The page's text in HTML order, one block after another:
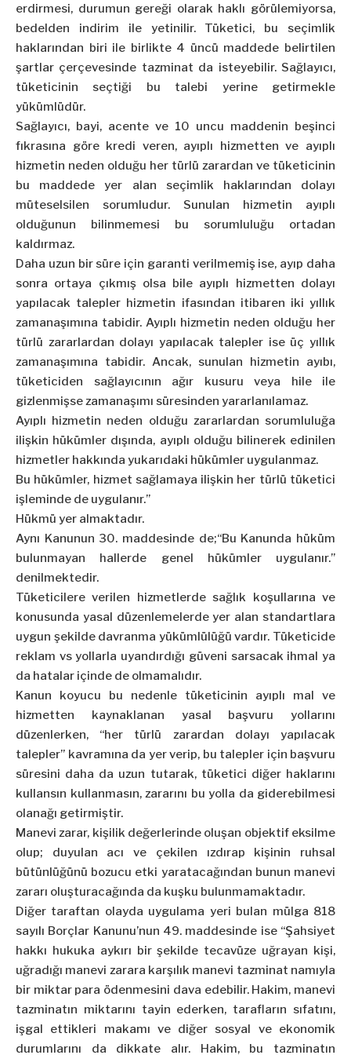
erdirmesi, durumun gereği olarak haklı görülemiyorsa,
bedelden indirim ile yetinilir. Tüketici, bu seçimlik
haklarından biri ile birlikte 4 üncü maddede belirtilen
şartlar çerçevesinde tazminat da isteyebilir. Sağlayıcı,
tüketicinin seçtiği bu talebi yerine getirmekle
yükümlüdür.
Sağlayıcı, bayi, acente ve 10 uncu maddenin beşinci
fıkrasına göre kredi veren, ayıplı hizmetten ve ayıplı
hizmetin neden olduğu her türlü zarardan ve tüketicinin
bu maddede yer alan seçimlik haklarından dolayı
müteselsilen sorumludur. Sunulan hizmetin ayıplı
olduğunun bilinmemesi bu sorumluluğu ortadan
kaldırmaz.
Daha uzun bir süre için garanti verilmemiş ise, ayıp daha
sonra ortaya çıkmış olsa bile ayıplı hizmetten dolayı
yapılacak talepler hizmetin ifasından itibaren iki yıllık
zamanaşımına tabidir. Ayıplı hizmetin neden olduğu her
türlü zararlardan dolayı yapılacak talepler ise üç yıllık
zamanaşımına tabidir. Ancak, sunulan hizmetin ayıbı,
tüketiciden sağlayıcının ağır kusuru veya hile ile
gizlenmişse zamanaşımı süresinden yararlanılamaz.
Ayıplı hizmetin neden olduğu zararlardan sorumluluğa
ilişkin hükümler dışında, ayıplı olduğu bilinerek edinilen
hizmetler hakkında yukarıdaki hükümler uygulanmaz.
Bu hükümler, hizmet sağlamaya ilişkin her türlü tüketici
işleminde de uygulanır.”
Hükmü yer almaktadır.
Aynı Kanunun 30. maddesinde de;“Bu Kanunda hüküm
bulunmayan hallerde genel hükümler uygulanır.”
denilmektedir.
Tüketicilere verilen hizmetlerde sağlık koşullarına ve
konusunda yasal düzenlemelerde yer alan standartlara
uygun şekilde davranma yükümlülüğü vardır. Tüketicide
reklam vs yollarla uyandırdığı güveni sarsacak ihmal ya
da hatalar içinde de olmamalıdır.
Kanun koyucu bu nedenle tüketicinin ayıplı mal ve
hizmetten kaynaklanan yasal başvuru yollarını
düzenlerken, “her türlü zarardan dolayı yapılacak
talepler” kavramına da yer verip, bu talepler için başvuru
süresini daha da uzun tutarak, tüketici diğer haklarını
kullansın kullanmasın, zararını bu yolla da giderebilmesi
olanağı getirmiştir.
Manevi zarar, kişilik değerlerinde oluşan objektif eksilme
olup; duyulan acı ve çekilen ızdırap kişinin ruhsal
bütünlüğünü bozucu etki yaratacağından bunun manevi
zararı oluşturacağında da kuşku bulunmamaktadır.
Diğer taraftan olayda uygulama yeri bulan mülga 818
sayılı Borçlar Kanunu’nun 49. maddesinde ise “Şahsiyet
hakkı hukuka aykırı bir şekilde tecavüze uğrayan kişi,
uğradığı manevi zarara karşılık manevi tazminat namıyla
bir miktar para ödenmesini dava edebilir. Hakim, manevi
tazminatın miktarını tayin ederken, tarafların sıfatını,
işgal ettikleri makamı ve diğer sosyal ve ekonomik
durumlarını da dikkate alır. Hakim, bu tazminatın